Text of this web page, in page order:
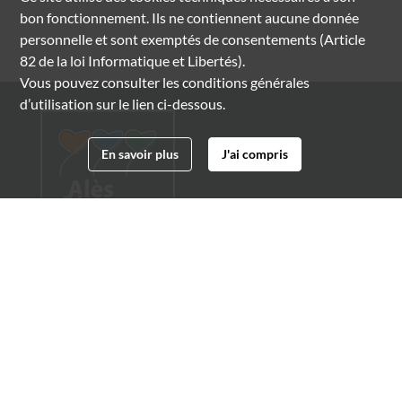
bon fonctionnement. Ils ne contiennent aucune donnée
personnelle et sont exemptés de consentements (Article
82 de la loi Informatique et Libertés).
Vous pouvez consulter les conditions générales
d’utilisation sur le lien ci-dessous.
En savoir plus J'ai compris